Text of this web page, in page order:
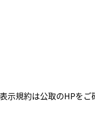
規約は公取のHPをご